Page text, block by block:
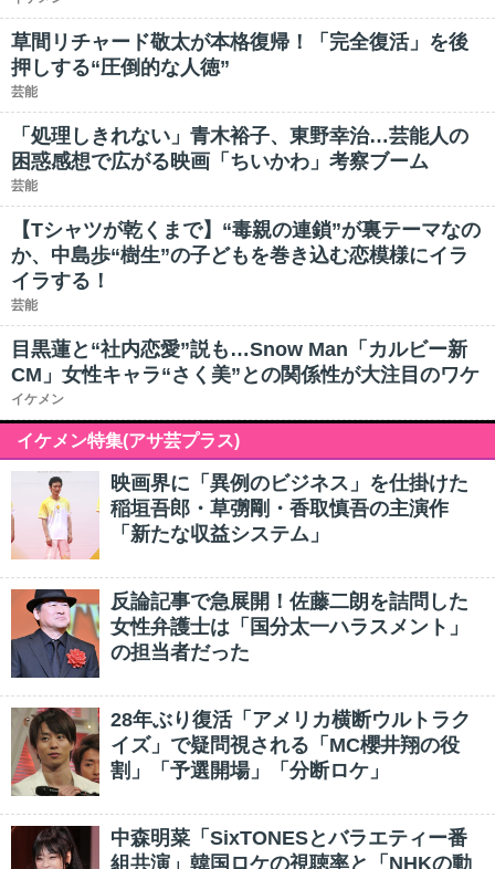
草間リチャード敬太が本格復帰！「完全復活」を後
押しする“圧倒的な人徳”
芸能
「処理しきれない」青木裕子、東野幸治…芸能人の
困惑感想で広がる映画「ちいかわ」考察ブーム
芸能
【Tシャツが乾くまで】“毒親の連鎖”が裏テーマなの
か、中島歩“樹生”の子どもを巻き込む恋模様にイラ
イラする！
芸能
目黒蓮と“社内恋愛”説も…Snow Man「カルビー新
CM」女性キャラ“さく美”との関係性が大注目のワケ
イケメン
イケメン特集(アサ芸プラス)
映画界に「異例のビジネス」を仕掛けた
稲垣吾郎・草彅剛・香取慎吾の主演作
「新たな収益システム」
反論記事で急展開！佐藤二朗を詰問した
女性弁護士は「国分太一ハラスメント」
の担当者だった
28年ぶり復活「アメリカ横断ウルトラク
イズ」で疑問視される「MC櫻井翔の役
割」「予選開場」「分断ロケ」
中森明菜「SixTONESとバラエティー番
組共演」韓国ロケの視聴率と「NHKの動